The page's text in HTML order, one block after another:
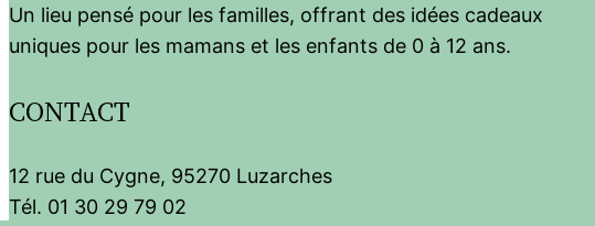
Un lieu pensé pour les familles, offrant des idées cadeaux
uniques pour les mamans et les enfants de 0 à 12 ans.
CONTACT
12 rue du Cygne, 95270 Luzarches
Tél. 01 30 29 79 02